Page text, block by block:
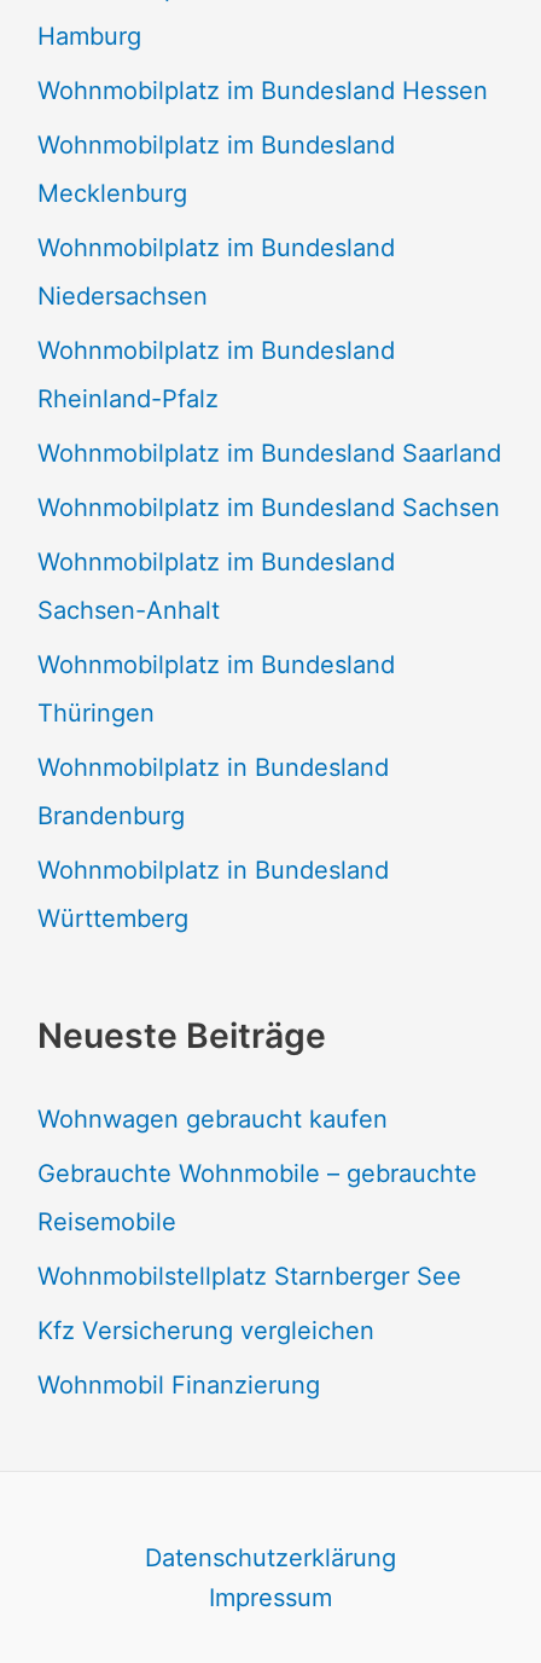
Hamburg
Wohnmobilplatz im Bundesland Hessen
Wohnmobilplatz im Bundesland
Mecklenburg
Wohnmobilplatz im Bundesland
Niedersachsen
Wohnmobilplatz im Bundesland
Rheinland-Pfalz
Wohnmobilplatz im Bundesland Saarland
Wohnmobilplatz im Bundesland Sachsen
Wohnmobilplatz im Bundesland
Sachsen-Anhalt
Wohnmobilplatz im Bundesland
Thüringen
Wohnmobilplatz in Bundesland
Brandenburg
Wohnmobilplatz in Bundesland
Württemberg
Neueste Beiträge
Wohnwagen gebraucht kaufen
Gebrauchte Wohnmobile – gebrauchte
Reisemobile
Wohnmobilstellplatz Starnberger See
Kfz Versicherung vergleichen
Wohnmobil Finanzierung
Datenschutzerklärung
Impressum